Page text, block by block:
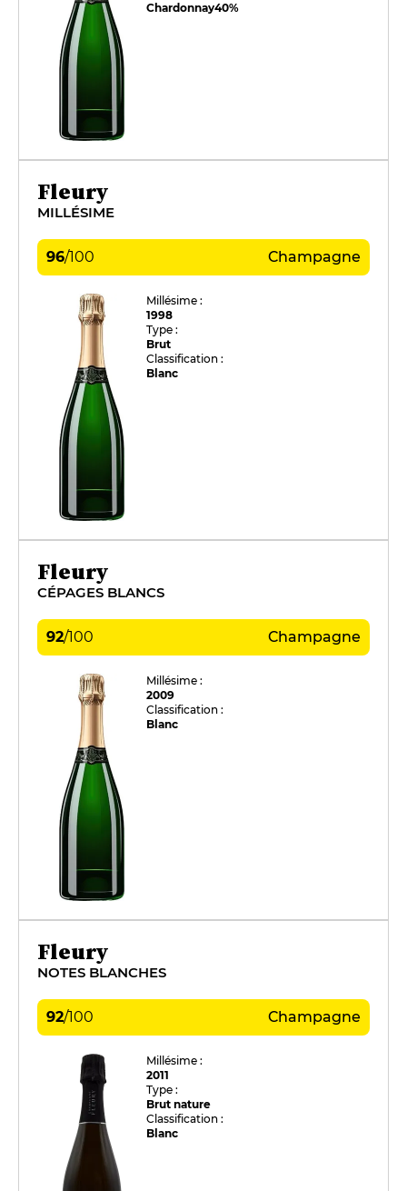
Chardonnay40%
Fleury
MILLÉSIME
96/100 Champagne
Millésime :
1998
Type :
Brut
Classification :
Blanc
Fleury
CÉPAGES BLANCS
92/100 Champagne
Millésime :
2009
Classification :
Blanc
Fleury
NOTES BLANCHES
92/100 Champagne
Millésime :
2011
Type :
Brut nature
Classification :
Blanc